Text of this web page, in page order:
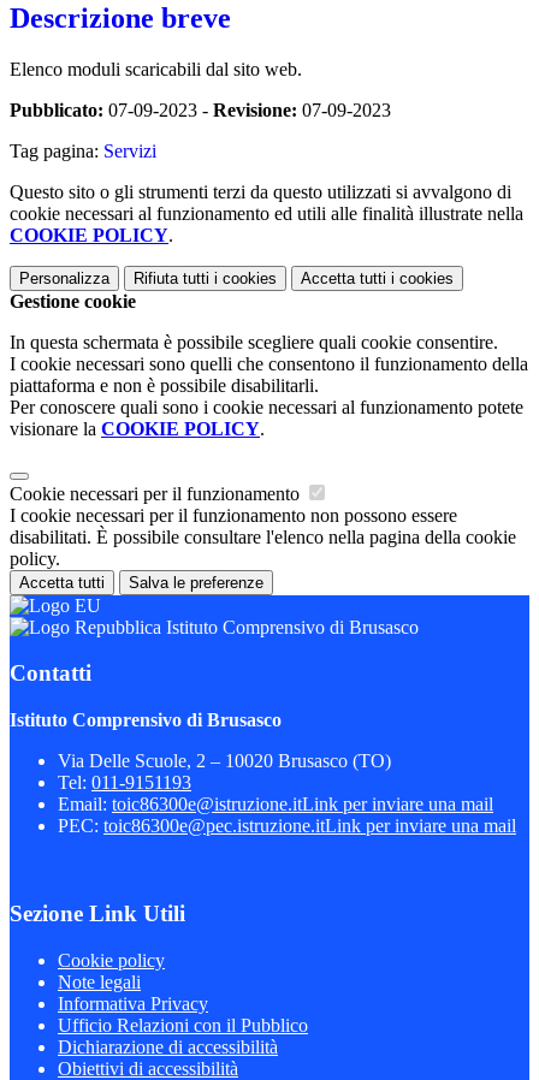
Descrizione breve
Elenco moduli scaricabili dal sito web.
Pubblicato: 07-09-2023 - Revisione: 07-09-2023
Tag pagina: Servizi
Questo sito o gli strumenti terzi da questo utilizzati si avvalgono di
cookie necessari al funzionamento ed utili alle finalità illustrate nella
COOKIE POLICY.
Personalizza Rifiuta tutti i cookies Accetta tutti i cookies
Gestione cookie
In questa schermata è possibile scegliere quali cookie consentire.
I cookie necessari sono quelli che consentono il funzionamento della
piattaforma e non è possibile disabilitarli.
Per conoscere quali sono i cookie necessari al funzionamento potete
visionare la COOKIE POLICY.
Cookie necessari per il funzionamento
I cookie necessari per il funzionamento non possono essere
disabilitati. È possibile consultare l'elenco nella pagina della cookie
policy.
Accetta tutti Salva le preferenze
Istituto Comprensivo di Brusasco
Contatti
Istituto Comprensivo di Brusasco
Via Delle Scuole, 2 – 10020 Brusasco (TO)
Tel: 011-9151193
Email: toic86300e@istruzione.itLink per inviare una mail
PEC: toic86300e@pec.istruzione.itLink per inviare una mail
Sezione Link Utili
Cookie policy
Note legali
Informativa Privacy
Ufficio Relazioni con il Pubblico
Dichiarazione di accessibilità
Obiettivi di accessibilità